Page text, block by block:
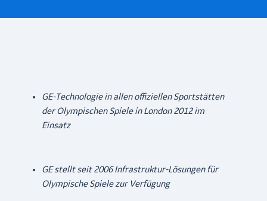
GE-Technologie in allen offiziellen Sportstätten
der Olympischen Spiele in London 2012 im
Einsatz
GE stellt seit 2006 Infrastruktur-Lösungen für
Olympische Spiele zur Verfügung